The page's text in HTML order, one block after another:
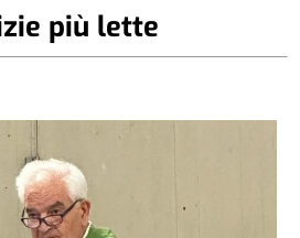
più lette